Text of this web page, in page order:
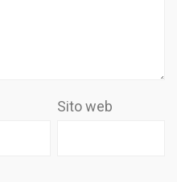
Sito web